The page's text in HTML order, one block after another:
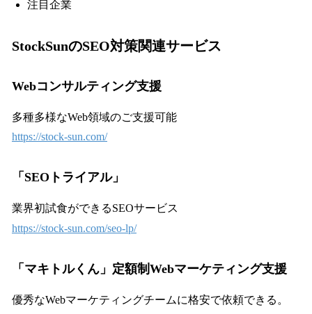
注目企業
StockSunのSEO対策関連サービス
Webコンサルティング支援
多種多様なWeb領域のご支援可能
https://stock-sun.com/
「SEOトライアル」
業界初試食ができるSEOサービス
https://stock-sun.com/seo-lp/
「マキトルくん」定額制Webマーケティング支援
優秀なWebマーケティングチームに格安で依頼できる。